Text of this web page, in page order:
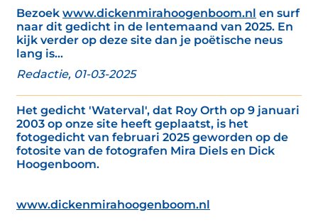
Bezoek www.dickenmirahoogenboom.nl en surf
naar dit gedicht in de lentemaand van 2025. En
kijk verder op deze site dan je poëtische neus
lang is...
Redactie, 01-03-2025
Het gedicht 'Waterval', dat Roy Orth op 9 januari
2003 op onze site heeft geplaatst, is het
fotogedicht van februari 2025 geworden op de
fotosite van de fotografen Mira Diels en Dick
Hoogenboom.
www.dickenmirahoogenboom.nl